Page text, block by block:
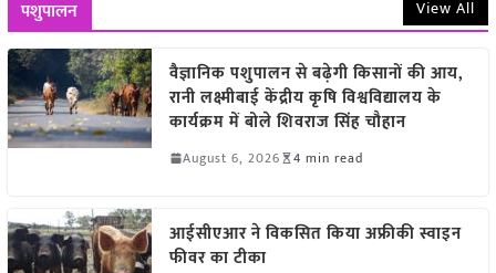
पशुपालन View All
वैज्ञानिक पशुपालन से बढ़ेगी किसानों की आय,
रानी लक्ष्मीबाई केंद्रीय कृषि विश्वविद्यालय के
कार्यक्रम में बोले शिवराज सिंह चौहान
August 6, 2026 4 min read
आईसीएआर ने विकसित किया अफ्रीकी स्वाइन
फीवर का टीका